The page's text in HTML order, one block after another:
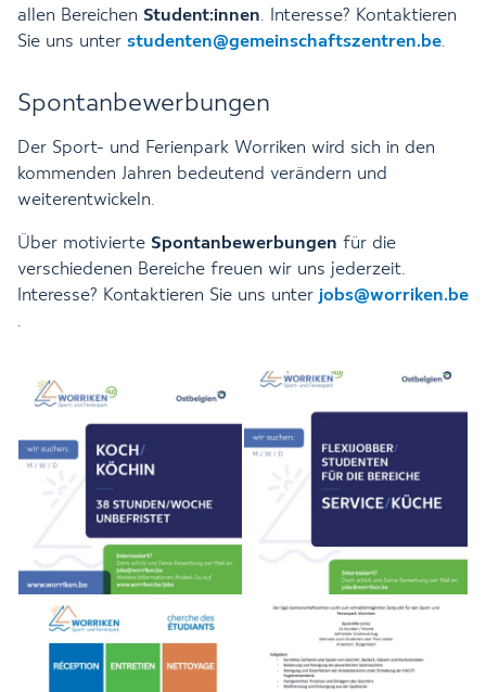
allen Bereichen Student:innen. Interesse? Kontaktieren
Sie uns unter studenten@gemeinschaftszentren.be.
Spontanbewerbungen
Der Sport- und Ferienpark Worriken wird sich in den
kommenden Jahren bedeutend verändern und
weiterentwickeln.
Über motivierte Spontanbewerbungen für die
verschiedenen Bereiche freuen wir uns jederzeit.
Interesse? Kontaktieren Sie uns unter jobs@worriken.be
.